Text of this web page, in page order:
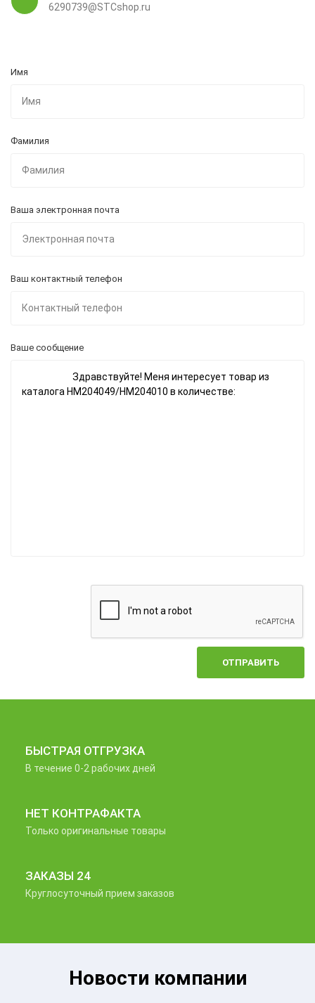
6290739@STCshop.ru
Имя
Фамилия
Ваша электронная почта
Ваш контактный телефон
Ваше сообщение
ОТПРАВИТЬ
БЫСТРАЯ ОТГРУЗКА
В течение 0-2 рабочих дней
НЕТ КОНТРАФАКТА
Только оригинальные товары
ЗАКАЗЫ 24
Круглосуточный прием заказов
Новости компании